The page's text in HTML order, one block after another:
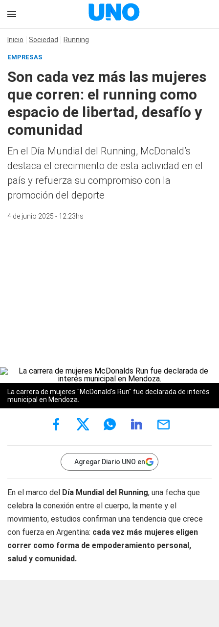
Inicio Sociedad Running
EMPRESAS
Son cada vez más las mujeres
que corren: el running como
espacio de libertad, desafío y
comunidad
En el Día Mundial del Running, McDonald’s
destaca el crecimiento de esta actividad en el
país y refuerza su compromiso con la
promoción del deporte
4 de junio 2025 - 12:23hs
La carrera de mujeres "McDonald's Run" fue declarada de interés
municipal en Mendoza.
Agregar Diario UNO en
En el marco del Día Mundial del Running, una fecha que
celebra la conexión entre el cuerpo, la mente y el
movimiento, estudios confirman una tendencia que crece
con fuerza en Argentina: cada vez más mujeres eligen
correr como forma de empoderamiento personal,
salud y comunidad.